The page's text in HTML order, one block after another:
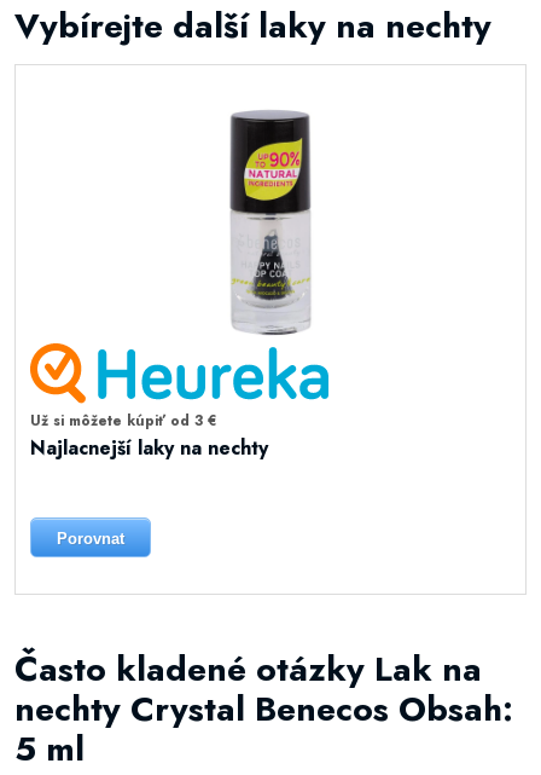
Vybírejte další laky na nechty
Už si môžete kúpiť od 3 €
Najlacnejší laky na nechty
Porovnat
Často kladené otázky Lak na
nechty Crystal Benecos Obsah:
5 ml